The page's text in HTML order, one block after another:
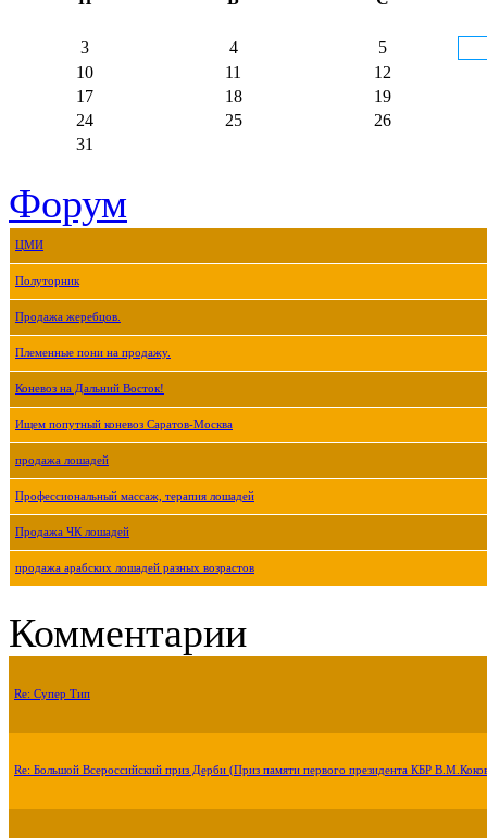
3 4
5
10
11
12
17
18
19
24
25
26
31
Форум
ЦМИ
Полуторник
Продажа жеребцов.
Племенные пони на продажу.
Коневоз на Дальний Восток!
Ищем попутный коневоз Саратов-Москва
продажа лошадей
Профессиональный массаж, терапия лошадей
Продажа ЧК лошадей
продажа арабских лошадей разных возрастов
Комментарии
Re: Супер Тип
Re: Большой Всероссийский приз Дерби (Приз памяти первого президента КБР